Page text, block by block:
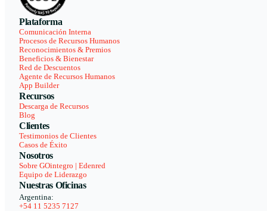
Plataforma
Comunicación Interna
Procesos de Recursos Humanos
Reconocimientos & Premios
Beneficios & Bienestar
Red de Descuentos
Agente de Recursos Humanos
App Builder
Recursos
Descarga de Recursos
Blog
Clientes
Testimonios de Clientes
Casos de Éxito
Nosotros
Sobre GOintegro | Edenred
Equipo de Liderazgo
Nuestras Oficinas
Argentina:
+54 11 5235 7127